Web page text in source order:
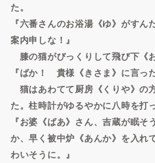
た。
『六番さんのお浴湯《ゆ》がす
案内申しな！』
膝の猫がびっくりして飛び下《
『ばか！ 貴様《きさま》に言っ
猫はあわてて厨房《くりや》の
た。柱時計がゆるやかに八時を打
『お婆《ばあ》さん、吉蔵が眠
か、早く被中炉《あんか》を入れ
わいそうに。』